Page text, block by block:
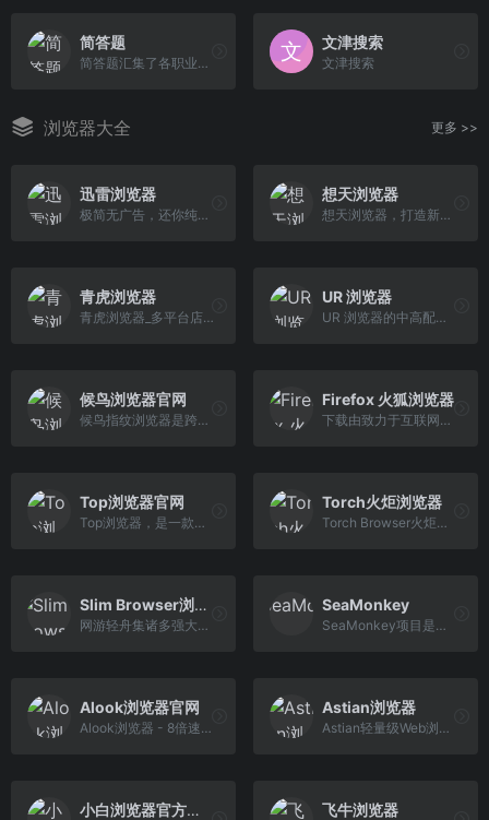
简答题
简答题汇集了各职业资格考试真题与大学网课（超星尔雅、学习通、云青书学堂、知到、智慧树、中国大学慕课等）题目，拥有真实可靠的答案，并为您提供答案解析与错题记录，是各类考生提升成绩的不二选择。
文津搜索
文津搜索
浏览器大全 更多 >>
迅雷浏览器
极简无广告，还你纯粹。聚合搜索引擎，搜你所想。强大播放器，一键畅播。迅雷浏览器全新登场！
想天浏览器
想天浏览器，打造新概念浏览器，有趣，高效的次时代浏览器。
青虎浏览器
青虎浏览器_多平台店铺多开，专注电商插件工具浏览器官方下载
UR 浏览器
UR 浏览器的中高配置文件将自动阻止烦人和破坏性广告，如弹出窗口、视频广告和横幅广告。有时，您可能会看到一些不会造成干扰的广告。这些广告有助于支持和鼓励 内容创作者。当然，您也可以通过在浏览器设置中或直接在入职中关闭“可接受的广告”功能来选择阻止这些广告。
候鸟浏览器官网
候鸟指纹浏览器是跨境电商领域的防关联超级工具软件，完美代替VPS系统、虚拟机、模拟器、云手机、一键新机等传统的小号多开软件
Firefox 火狐浏览器
下载由致力于互联网健康与隐私保护的非营利组织 Mozilla 全力开发的浏览器 — Firefox。Windows、Mac、Linux、Android、与 iOS 版皆可免费下载。
Top浏览器官网
Top浏览器，是一款安全、极简Android浏览器，原创订阅功能，目标实现互联网任何可持续更新信息的订阅。无广告、无推送、无新闻，还原浏览器本质。广告拦截、阅读模式、嗅探下载，带来更好上网体验。
Torch火炬浏览器
Torch Browser火炬浏览器是一款基于Chrome修改的，集网页浏览、视频下载、BT客户端、社交分享等功能于一体的全新浏览器。
Slim Browser浏览器
网游轻舟集诸多强大功能于一身，致力成为Windows平台最快最好用的浏览器，给您开始全新的冲浪体验!
SeaMonkey
SeaMonkey项目是开发SeaMonkey的社区努力 互联网应用程序套件（见下文）。 这样的软件套件以前由Netscape和Mozilla流行， SeaMonkey项目继续开发和提供高质量的 更新 到这个概念。包含互联网浏览器、电子邮件和新闻组客户端 包含网络提要阅读器，HTML编辑器，IRC聊天和Web开发 工具，SeaMonkey肯定会吸引高级用户，Web开发人员和 企业用户。
Alook浏览器官网
Alook浏览器 - 8倍速是保定乐活网络科技有限公司研发的极简且强大的安卓/iOS网络浏览器。Alook浏览器致力于成为移动端最佳浏览器。保定乐活网络科技有限公司拥有Alook浏览器完全的知识产权和商标权，盗版必究。
Astian浏览器
Astian轻量级Web浏览器，操作系统，云中的文件存储，日历，图库和其他工具，旨在提高生产力和日常使用，并具有最大的隐私性。
小白浏览器官方网站 飞牛浏览器